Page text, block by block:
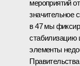
мероприятий
значительное
в 47 мы
стабилизацию
элементы